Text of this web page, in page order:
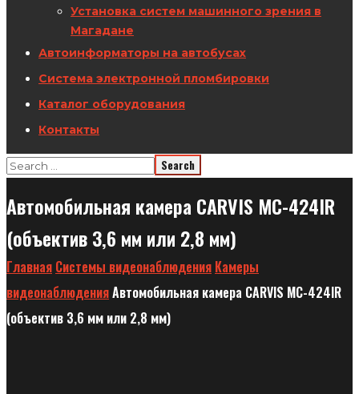
Установка систем машинного зрения в
Магадане
Автоинформаторы на автобусах
Система электронной пломбировки
Каталог оборудования
Контакты
Автомобильная камера CARVIS MC-424IR
(объектив 3,6 мм или 2,8 мм)
Главная Системы видеонаблюдения Камеры
видеонаблюденияАвтомобильная камера CARVIS MC-424IR
(объектив 3,6 мм или 2,8 мм)